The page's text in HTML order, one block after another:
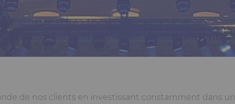
de nos clients en investissant constamment dans un